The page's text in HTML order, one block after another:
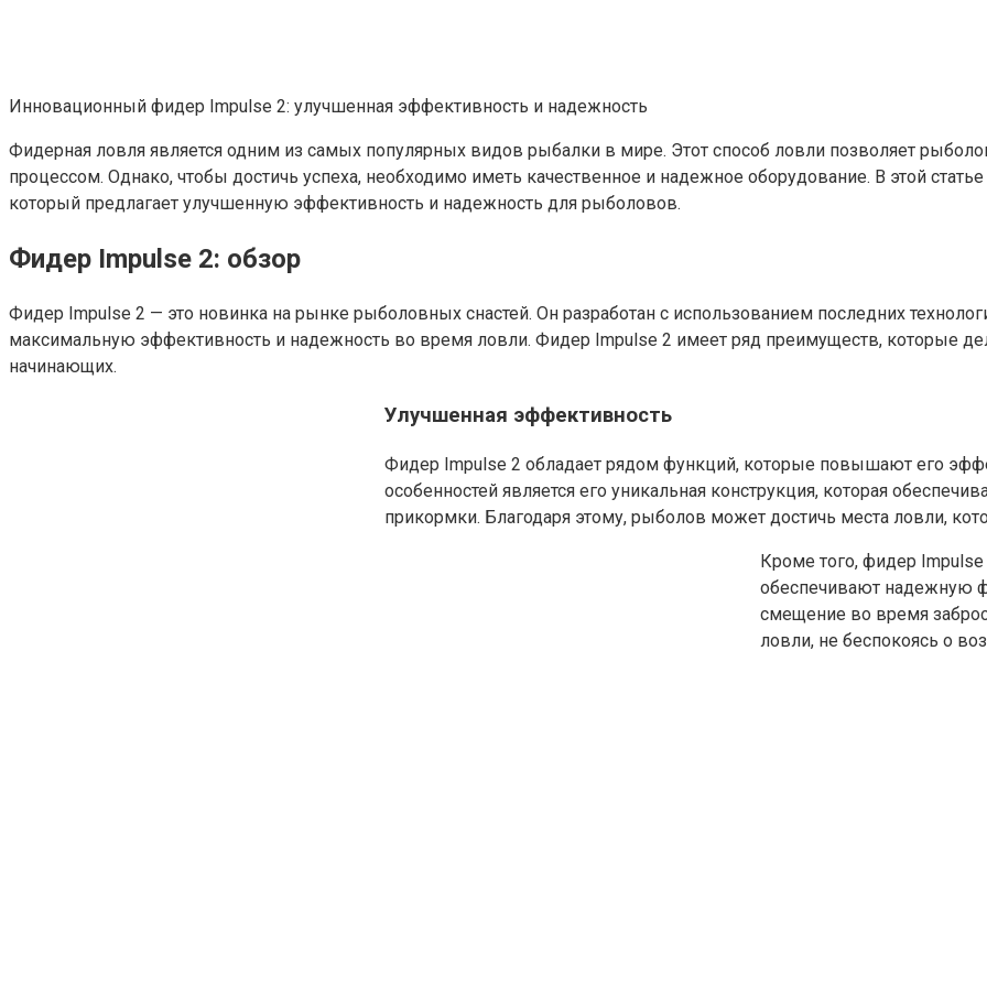
Инновационный фидер Impulse 2: улучшенная эффективность и надежность
Фидерная ловля является одним из самых популярных видов рыбалки в мире. Этот способ ловли позволяет
процессом. Однако, чтобы достичь успеха, необходимо иметь качественное и надежное оборудование. В этой
который предлагает улучшенную эффективность и надежность для рыболовов.
Фидер Impulse 2: обзор
Фидер Impulse 2 — это новинка на рынке рыболовных снастей. Он разработан с использованием последних
максимальную эффективность и надежность во время ловли. Фидер Impulse 2 имеет ряд преимуществ, которые
начинающих.
Улучшенная эффективность
Фидер Impulse 2 обладает рядом функций, которые повышают его
особенностей является его уникальная конструкция, которая
прикормки. Благодаря этому, рыболов может достичь места ловли,
Кроме того, фидер
обеспечивают надежную
смещение во время
ловли, не беспокоясь о